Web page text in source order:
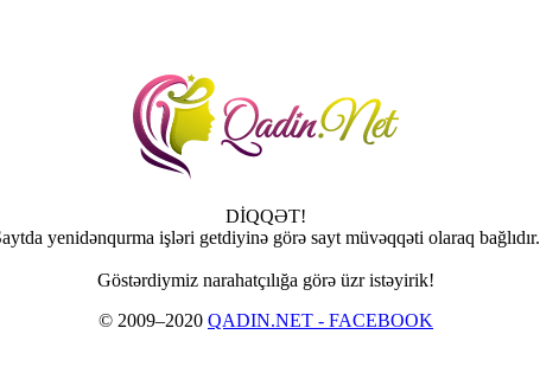
DİQQƏT!
yenidənqurma işləri getdiyinə görə sayt müvəqqəti olaraq bağlıdır.
Göstərdiymiz narahatçılığa görə üzr istəyirik!
© 2009–2020 QADIN.NET - FACEBOOK